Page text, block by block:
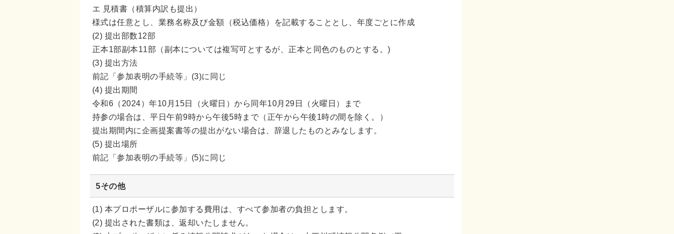
エ 見積書（積算内訳も提出）
様式は任意とし、業務名称及び金額（税込価格）を記載することとし、年度ごとに作成
(2) 提出部数12部
正本1部副本11部（副本については複写可とするが、正本と同色のものとする。)
(3) 提出方法
前記「参加表明の手続等」(3)に同じ
(4) 提出期間
令和6（2024）年10月15日（火曜日）から同年10月29日（火曜日）まで
持参の場合は、平日午前9時から午後5時まで（正午から午後1時の間を除く。）
提出期間内に企画提案書等の提出がない場合は、辞退したものとみなします。
(5) 提出場所
前記「参加表明の手続等」(5)に同じ
5その他
(1) 本プロポーザルに参加する費用は、すべて参加者の負担とします。
(2) 提出された書類は、返却いたしません。